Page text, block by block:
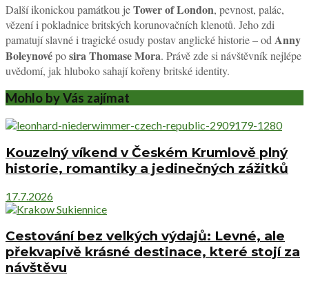
Další ikonickou památkou jeTower of London, pevnost, palác,
vězení i pokladnice britských korunovačních klenotů. Jeho zdi
pamatují slavné i tragické osudy postav anglické historie – od Anny
Boleynovéposira Thomase Mora. Právě zde si návštěvník nejlépe
uvědomí, jak hluboko sahají kořeny britské identity.
Mohlo by Vás zajímat
Kouzelný víkend v Českém Krumlově plný
historie, romantiky a jedinečných zážitků
17.7.2026
Cestování bez velkých výdajů: Levné, ale
překvapivě krásné destinace, které stojí za
návštěvu